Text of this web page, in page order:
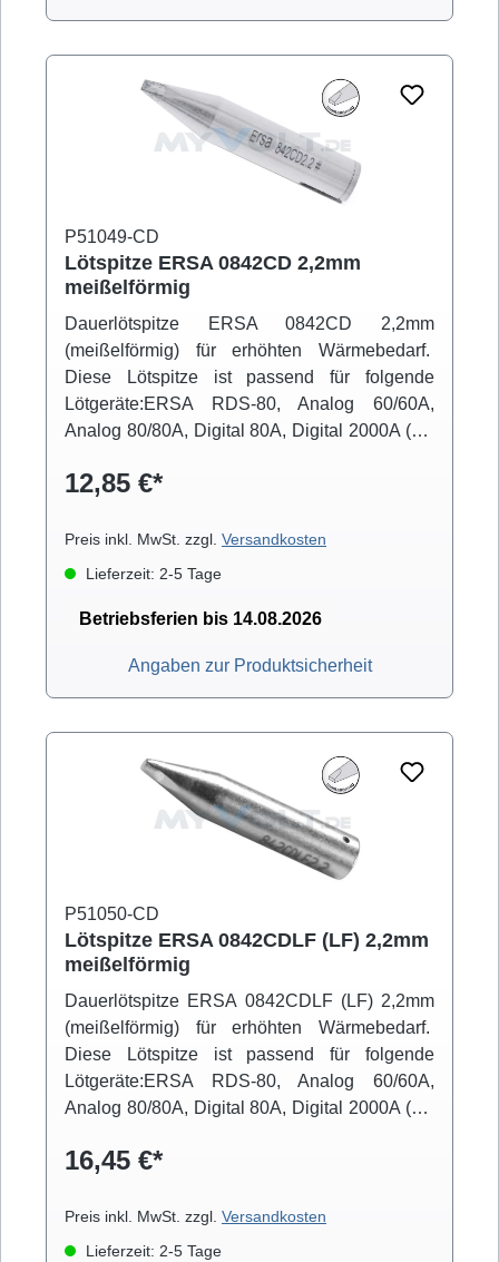
P51049-CD
Lötspitze ERSA 0842CD 2,2mm
meißelförmig
Dauerlötspitze ERSA 0842CD 2,2mm
(meißelförmig) für erhöhten Wärmebedarf.
Diese Lötspitze ist passend für folgende
Lötgeräte:ERSA RDS-80, Analog 60/60A,
Analog 80/80A, Digital 80A, Digital 2000A (mit
(mit Powertool), MS 6000, MS 8000/D, Multi-
Ergotool)
12,85 €*
Preis inkl. MwSt. zzgl. Versandkosten
Lieferzeit: 2-5 Tage
Betriebsferien bis 14.08.2026
Angaben zur Produktsicherheit
P51050-CD
Lötspitze ERSA 0842CDLF (LF) 2,2mm
meißelförmig
Dauerlötspitze ERSA 0842CDLF (LF) 2,2mm
(meißelförmig) für erhöhten Wärmebedarf.
Diese Lötspitze ist passend für folgende
Lötgeräte:ERSA RDS-80, Analog 60/60A,
Analog 80/80A, Digital 80A, Digital 2000A (mit
(mit Powertool), MS 6000, MS 8000/D, Multi-
Ergotool)
16,45 €*
Preis inkl. MwSt. zzgl. Versandkosten
Lieferzeit: 2-5 Tage